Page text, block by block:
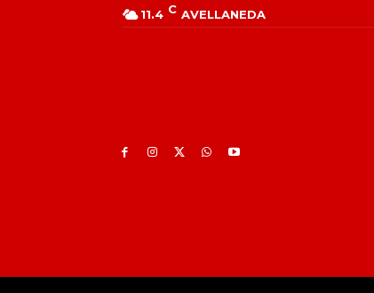
11.4 C AVELLANEDA